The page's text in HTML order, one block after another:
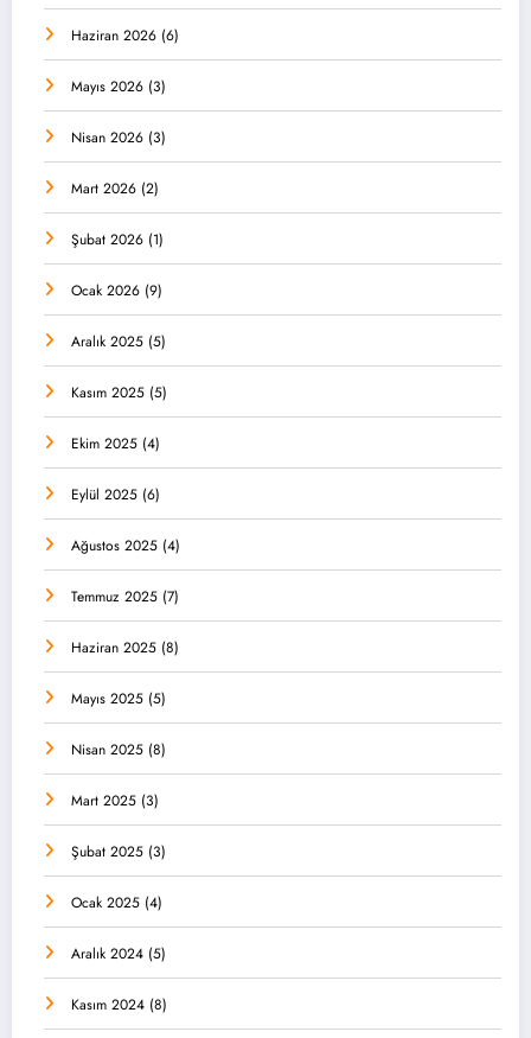
Haziran 2026 (6)
Mayıs 2026 (3)
Nisan 2026 (3)
Mart 2026 (2)
Şubat 2026 (1)
Ocak 2026 (9)
Aralık 2025 (5)
Kasım 2025 (5)
Ekim 2025 (4)
Eylül 2025 (6)
Ağustos 2025 (4)
Temmuz 2025 (7)
Haziran 2025 (8)
Mayıs 2025 (5)
Nisan 2025 (8)
Mart 2025 (3)
Şubat 2025 (3)
Ocak 2025 (4)
Aralık 2024 (5)
Kasım 2024 (8)